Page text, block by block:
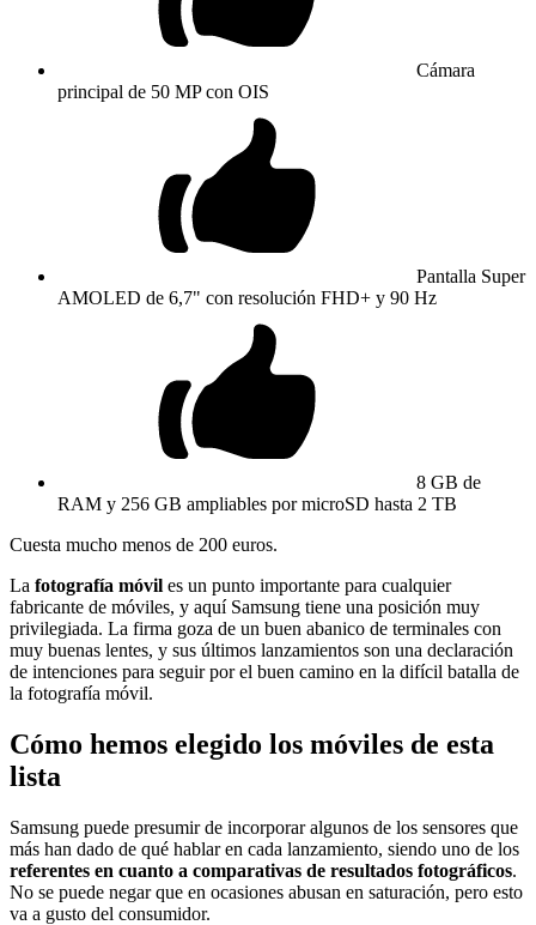
Cámara
principal de 50 MP con OIS
Pantalla Super
AMOLED de 6,7" con resolución FHD+ y 90 Hz
8 GB de
RAM y 256 GB ampliables por microSD hasta 2 TB
Cuesta mucho menos de 200 euros.
La fotografía móvil es un punto importante para cualquier
fabricante de móviles, y aquí Samsung tiene una posición muy
privilegiada. La firma goza de un buen abanico de terminales con
muy buenas lentes, y sus últimos lanzamientos son una declaración
de intenciones para seguir por el buen camino en la difícil batalla de
la fotografía móvil.
Cómo hemos elegido los móviles de esta
lista
Samsung puede presumir de incorporar algunos de los sensores que
más han dado de qué hablar en cada lanzamiento, siendo uno de los
referentes en cuanto a comparativas de resultados fotográficos.
No se puede negar que en ocasiones abusan en saturación, pero esto
va a gusto del consumidor.